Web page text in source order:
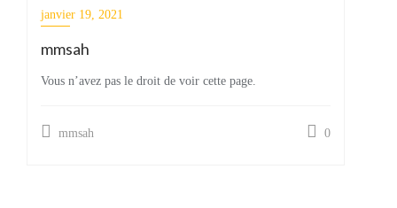
janvier 19, 2021
mmsah
Vous n’avez pas le droit de voir cette page.
mmsah 0